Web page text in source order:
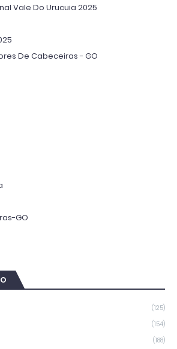
Vale Do Urucuia 2025
De Cabeceiras - GO
GO
(125)
(154)
(188)